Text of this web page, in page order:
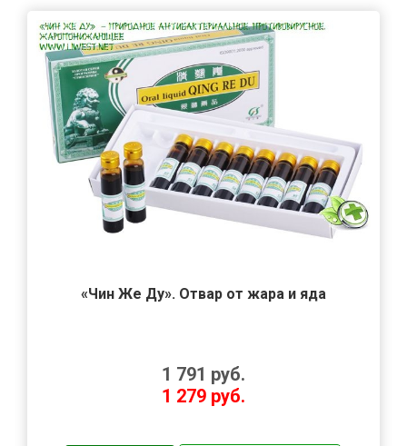
«Чин Же Ду». Отвар от жара и яда
1 791 руб.
1 279 руб.